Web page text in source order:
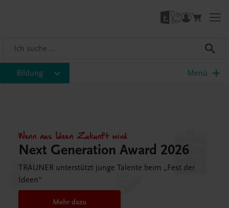
Bildung Menü
Wenn aus Ideen Zukunft wird
Next Generation Award 2026
TRAUNER unterstützt junge Talente beim „Fest der
Ideen“
Mehr dazu